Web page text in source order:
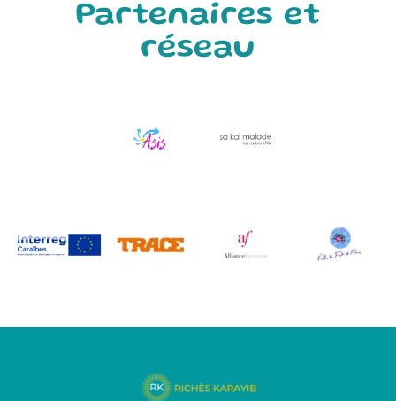
Partenaires et
réseau